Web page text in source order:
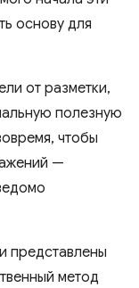
основу для
от разметки,
полезную
чтобы
—
представлены
метод